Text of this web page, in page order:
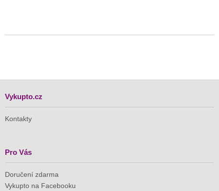
Vykupto.cz
Kontakty
Pro Vás
Doručení zdarma
Vykupto na Facebooku